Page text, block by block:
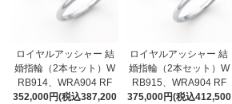
ロイヤルアッシャー 結
婚指輪（2本セット）W
RB914、WRA904 RF
352,000円(税込387,200
ロイヤルアッシャー 結
婚指輪（2本セット）W
RB915、WRA904 RF
375,000円(税込412,500